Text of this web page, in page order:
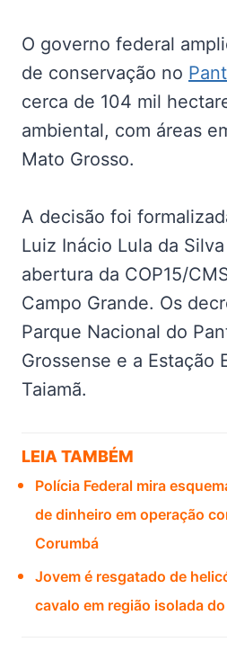
O governo federal
de conservação no
cerca de 104 mil
ambiental, com áreas
Mato Grosso.
A decisão foi
Luiz Inácio Lula da
abertura da COP15/
Campo Grande. Os
Parque Nacional do
Grossense e a Estação
Taiamã.
LEIA TAMBÉM
Polícia Federal mira
de dinheiro em operação
Corumbá
Jovem é resgatado de
cavalo em região isolada